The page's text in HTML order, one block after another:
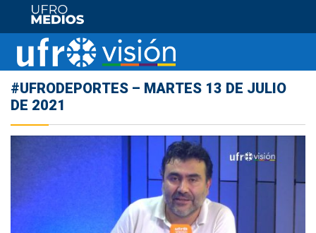
#UFRODEPORTES​​​​​​​​​ – MARTES 13 DE JULIO
DE 2021